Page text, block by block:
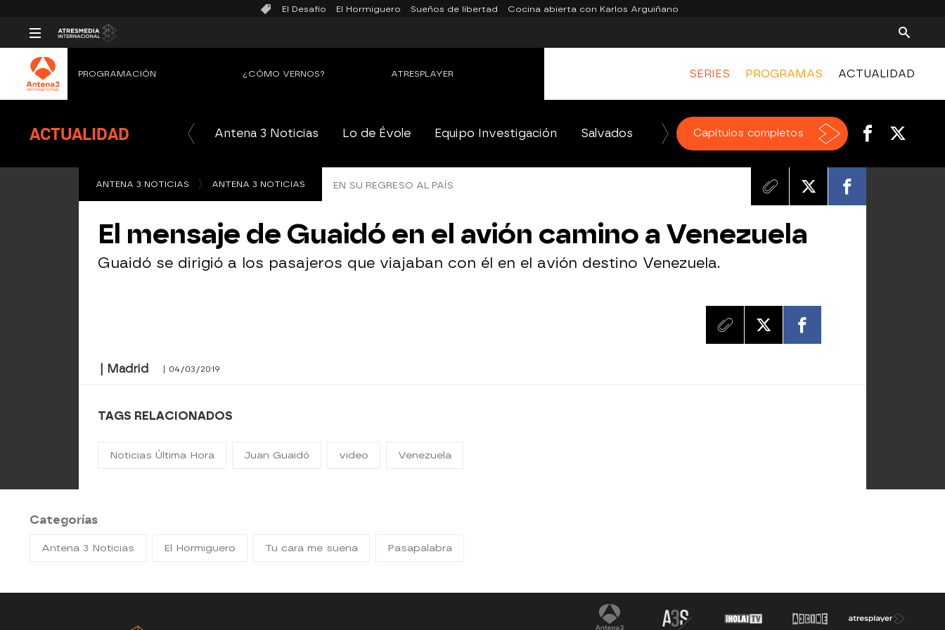
El Desafío El Hormiguero Sueños de libertad Cocina abierta con Karlos Arguiñano
SERIES PROGRAMAS ACTUALIDAD
PROGRAMACIÓN ¿CÓMO VERNOS? ATRESPLAYER
ACTUALIDAD Antena 3 Noticias Lo de Évole Equipo Investigación Salvados El Chiringuito de jugones
Capítulos completos
ANTENA 3 NOTICIAS ANTENA 3 NOTICIAS EN SU REGRESO AL PAÍS
El mensaje de Guaidó en el avión camino a Venezuela
Guaidó se dirigió a los pasajeros que viajaban con él en el avión destino Venezuela.
| Madrid | 04/03/2019
TAGS RELACIONADOS
Noticias Última Hora Juan Guaidó video Venezuela
Categorías
Antena 3 Noticias El Hormiguero Tu cara me suena Pasapalabra